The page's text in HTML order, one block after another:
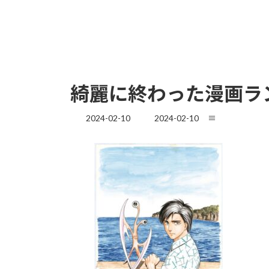
綺麗に終わった漫画ラ
2024-02-10
最
新
時
:
2024-02-10 ≡